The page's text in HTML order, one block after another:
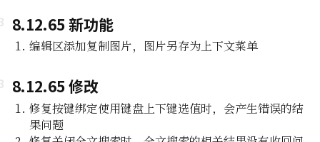
8.12.65 新功能
编辑区添加复制图片，图片另存为上下文菜单
8.12.65 修改
修复按键绑定使用键盘上下键选值时，会产生错误的结
果问题